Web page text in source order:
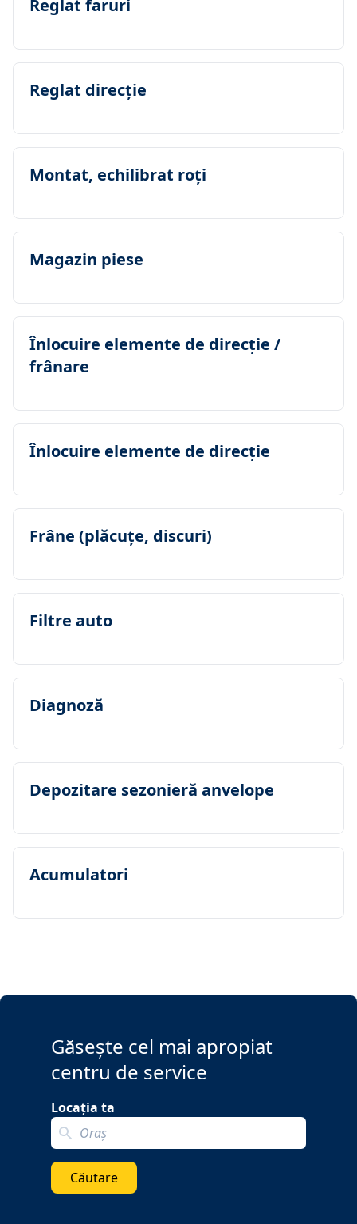
Reglat faruri
Reglat direcţie
Montat, echilibrat roţi
Magazin piese
Înlocuire elemente de direcţie /
frânare
Înlocuire elemente de direcţie
Frâne (plăcuţe, discuri)
Filtre auto
Diagnoză
Depozitare sezonieră anvelope
Acumulatori
Găsește cel mai apropiat
centru de service
Locația ta
Search localization
Căutare